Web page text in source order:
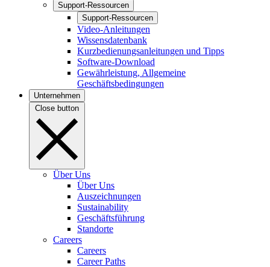
Support-Ressourcen
Support-Ressourcen
Video-Anleitungen
Wissensdatenbank
Kurzbedienungsanleitungen und Tipps
Software-Download
Gewährleistung, Allgemeine
Geschäftsbedingungen
Unternehmen
Close button
Über Uns
Über Uns
Auszeichnungen
Sustainability
Geschäftsführung
Standorte
Careers
Careers
Career Paths